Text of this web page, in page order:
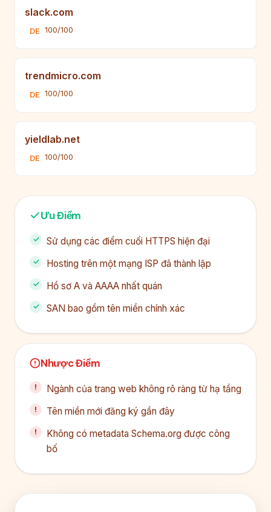
slack.com
DE 100/100
trendmicro.com
DE 100/100
yieldlab.net
DE 100/100
Ưu Điểm
Sử dụng các điểm cuối HTTPS hiện đại
Hosting trên một mạng ISP đã thành lập
Hồ sơ A và AAAA nhất quán
SAN bao gồm tên miền chính xác
Nhược Điểm
Ngành của trang web không rõ ràng từ hạ tầng
Tên miền mới đăng ký gần đây
Không có metadata Schema.org được công
bố